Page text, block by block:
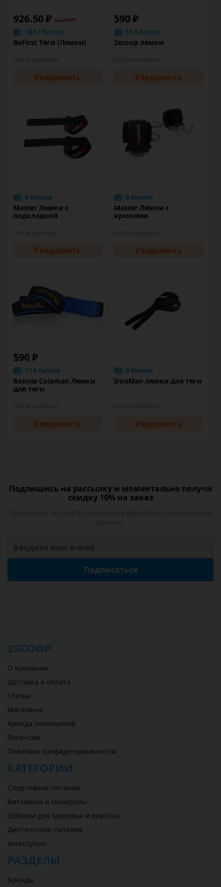
926.50 ₽ 1 090 ₽
18.53 баллов
BeFirst Тяги (Лямки)
Уведомить
590 ₽
11.8 баллов
2scoop лямки
Уведомить
0 баллов
Master Лямки с
подкладкой
Уведомить
0 баллов
Master Лямки с
крюками
Уведомить
590 ₽
11.8 баллов
Ronnie Coleman Лямки
для тяги
Уведомить
0 баллов
IronMan лямки для тяги
Уведомить
Подпишись на рассылку и моментально получи
скидку 10% на заказ
Подписаться
2SCOOP
О компании
Доставка и оплата
Статьи
Магазины
Аренда помещений
Вакансии
Политика конфиденциальности
КАТЕГОРИИ
Спортивное питание
Витамины и минералы
Добавки для здоровья и красоты
Диетическое питание
Аксессуары
РАЗДЕЛЫ
Бренды